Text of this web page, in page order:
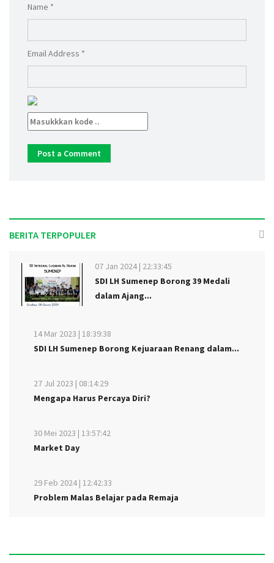
Name *
Email Address *
BERITA TERPOPULER
07 Jan 2024 | 22:33:45
SDI LH Sumenep Borong 39 Medali
dalam Ajang...
14 Mar 2023 | 18:39:38
SDI LH Sumenep Borong Kejuaraan Renang dalam...
27 Jul 2023 | 08:14:29
Mengapa Harus Percaya Diri?
30 Mei 2023 | 13:57:42
Market Day
29 Feb 2024 | 12:42:33
Problem Malas Belajar pada Remaja